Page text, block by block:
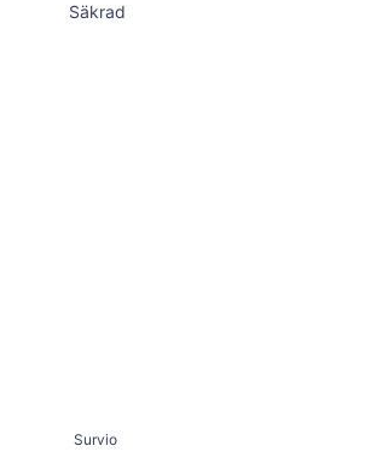
Säkrad
Survio